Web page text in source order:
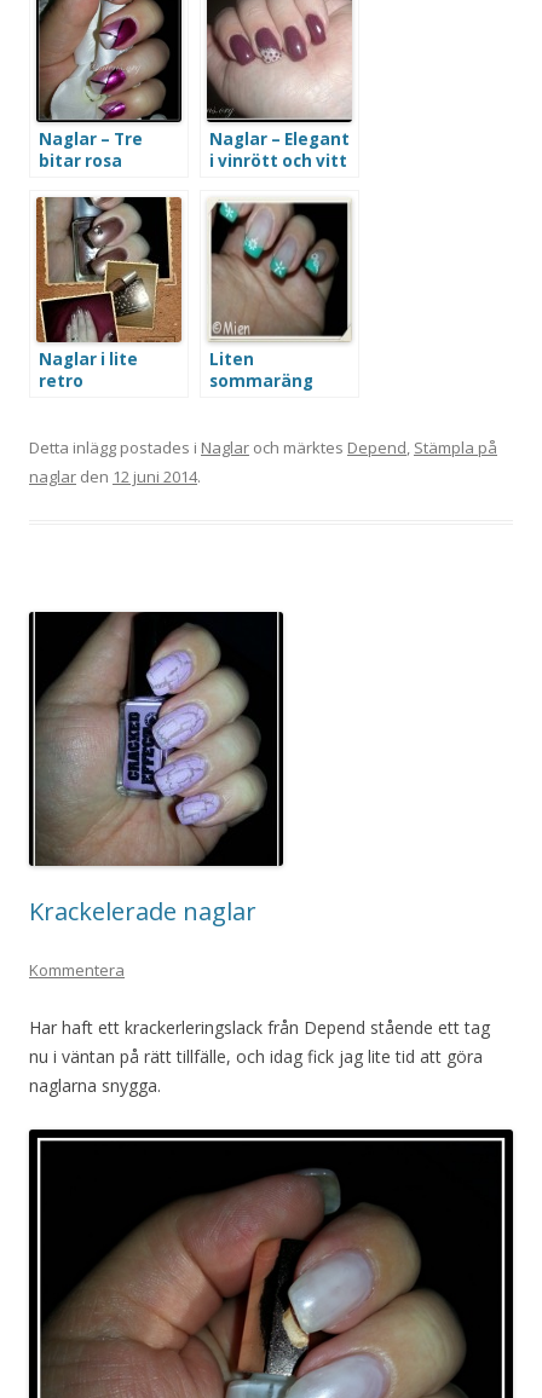
Naglar – Tre
bitar rosa
Naglar – Elegant
i vinrött och vitt
Naglar i lite
retro
Liten
sommaräng
Detta inlägg postades i Naglar och märktes Depend, Stämpla på
naglar den 12 juni 2014.
Krackelerade naglar
Kommentera
Har haft ett krackerleringslack från Depend stående ett tag
nu i väntan på rätt tillfälle, och idag fick jag lite tid att göra
naglarna snygga.